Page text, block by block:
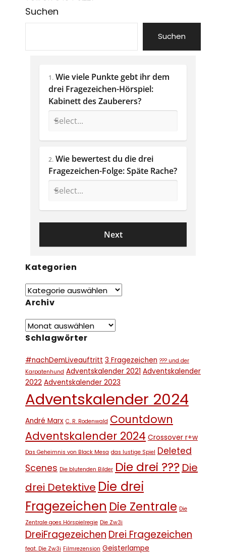
Suchen
Suchen
1. Wie viele Punkte gebt ihr dem
drei Fragezeichen-Hörspiel:
Kabinett des Zauberers?
2. Wie bewertest du die drei
Kategorien
Archiv
Schlagwörter
#nachDemLiveauftritt 3 Fragezeichen ??? und der
Karpatenhund Adventskalender 2021 Adventskalender
2022 Adventskalender 2023
Adventskalender 2024
André Marx C. R. Rodenwald Countdown
Adventskalender 2024 Crossover r+w
Das Geheimnis von Black Mesa das lustige Spiel Deleted
Scenes Die blutenden Bilder Die drei ??? Die
drei Detektive Die drei
Fragezeichen Die Zentrale Die
Zentrale goes Hörspielregie Die Zw3i
DreiFragezeichen Drei Fragezeichen
feat. Die Zw3i Filmrezension Geisterlampe